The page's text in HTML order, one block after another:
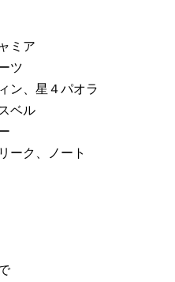
ミア
ツ
星４パオラ
ベル
ーク、ノート